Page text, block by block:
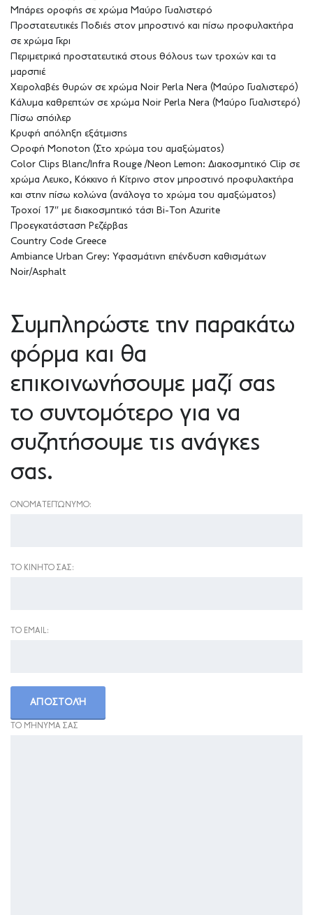
Μπάρες οροφής σε χρώμα Μαύρο Γυαλιστερό
Προστατευτικές Ποδιές στον μπροστινό και πίσω προφυλακτήρα
σε χρώμα Γκρι
Περιμετρικά προστατευτικά στους θόλους των τροχών και τα
μαρσπιέ
Χειρολαβές θυρών σε χρώμα Noir Perla Nera (Μαύρο Γυαλιστερό)
Κάλυμα καθρεπτών σε χρώμα Noir Perla Nera (Μαύρο Γυαλιστερό)
Πίσω σπόιλερ
Κρυφή απόληξη εξάτμισης
Οροφή Monoton (Στο χρώμα του αμαξώματος)
Color Clips Blanc/Infra Rouge /Neon Lemon: Διακοσμητικό Clip σε
χρώμα Λευκο, Κόκκινο ή Κίτρινο στον μπροστινό προφυλακτήρα
και στην πίσω κολώνα (ανάλογα το χρώμα του αμαξώματος)
Τροχοί 17″ με διακοσμητικό τάσι Bi-Ton Azurite
Προεγκατάσταση Ρεζέρβας
Country Code Greece
Ambiance Urban Grey: Υφασμάτινη επένδυση καθισμάτων
Noir/Asphalt
Συμπληρώστε την παρακάτω
φόρμα και θα
επικοινωνήσουμε μαζί σας
το συντομότερο για να
συζητήσουμε τις ανάγκες
σας.
ΟΝΟΜΑΤΕΠΏΝΥΜΟ:
ΤΟ ΚΙΝΗΤΌ ΣΑΣ:
ΤΟ EMAIL:
ΤΟ ΜΉΝΥΜΑ ΣΑΣ